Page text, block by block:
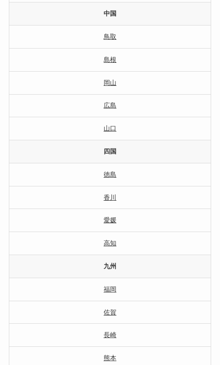
中国
鳥取
島根
岡山
広島
山口
四国
徳島
香川
愛媛
高知
九州
福岡
佐賀
長崎
熊本